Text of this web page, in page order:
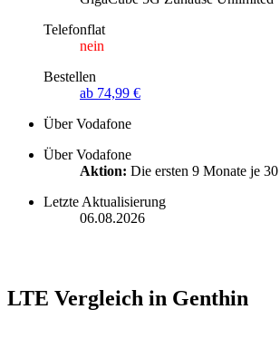
Telefonflat
nein
Bestellen
ab 74,99 €
Über Vodafone
Über Vodafone
Aktion: Die ersten 9 Monate je
Letzte Aktualisierung
06.08.2026
LTE Vergleich in Genthin